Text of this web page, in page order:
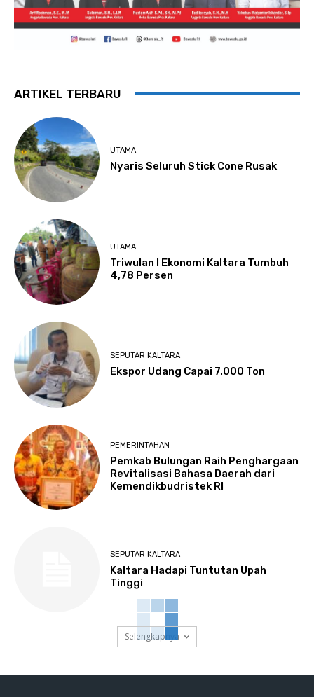
ARTIKEL TERBARU
UTAMA
Nyaris Seluruh Stick Cone Rusak
UTAMA
Triwulan I Ekonomi Kaltara Tumbuh
4,78 Persen
SEPUTAR KALTARA
Ekspor Udang Capai 7.000 Ton
PEMERINTAHAN
Pemkab Bulungan Raih Penghargaan
Revitalisasi Bahasa Daerah dari
Kemendikbudristek RI
SEPUTAR KALTARA
Kaltara Hadapi Tuntutan Upah
Tinggi
Selengkapnya